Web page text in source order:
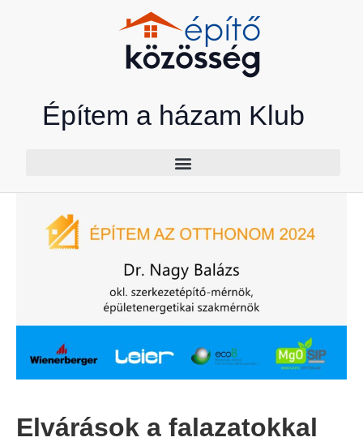
Építem a házam Klub
Elvárások a falazatokkal